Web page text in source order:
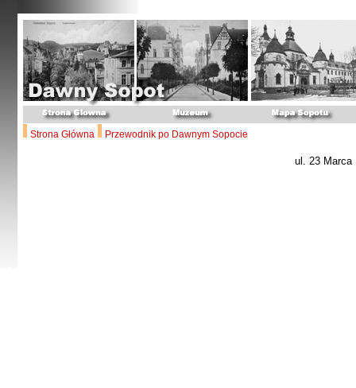
Strona Główna Przewodnik po Dawnym Sopocie
ul. 23 Marca